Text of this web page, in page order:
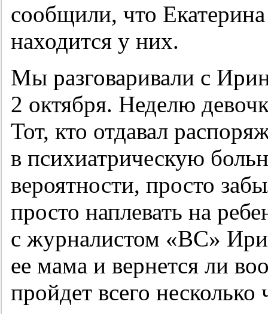
сообщили, что
находится у них.
Мы разговаривали с
2 октября. Неделю
Тот, кто отдавал
в психиатрическую
вероятности, просто
просто наплевать на
с журналистом «ВС»
ее мама и вернется ли
пройдет всего